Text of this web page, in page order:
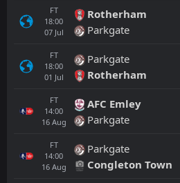
FT
18:00
07 Jul
Rotherham
Parkgate
FT
18:00
01 Jul
Parkgate
Rotherham
FT
14:00
16 Aug
AFC Emley
Parkgate
FT
14:00
16 Aug
Parkgate
Congleton Town